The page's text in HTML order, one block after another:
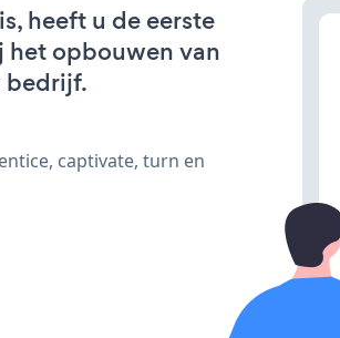
heeft u de eerste
opbouwen van
bedrijf.
captivate, turn en